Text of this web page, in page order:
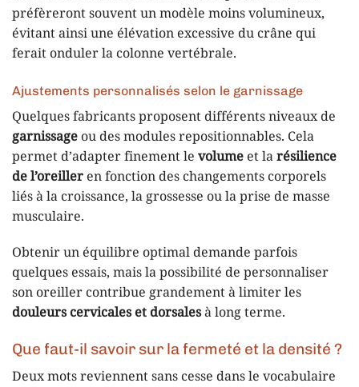
préfèreront souvent un modèle moins volumineux,
évitant ainsi une élévation excessive du crâne qui
ferait onduler la colonne vertébrale.
Ajustements personnalisés selon le garnissage
Quelques fabricants proposent différents niveaux de
garnissageou des modules repositionnables. Cela
permet d’adapter finement le volumeet larésilience
de l’oreilleren fonction des changements corporels
liés à la croissance, la grossesse ou la prise de masse
musculaire.
Obtenir un équilibre optimal demande parfois
quelques essais, mais la possibilité de personnaliser
son oreiller contribue grandement à limiter les
douleurs cervicales et dorsalesà long terme.
Que faut-il savoir sur la fermeté et la densité ?
Deux mots reviennent sans cesse dans le vocabulaire